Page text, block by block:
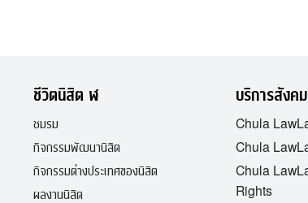
ชีวิตนิสิต ฬ
ชมรม
กิจกรรมพัฒนานิสิต
กิจกรรมต่างประเทศของนิสิต
ผลงานนิสิต
บริการสังคม
Chula
Chula
Chula
Rights